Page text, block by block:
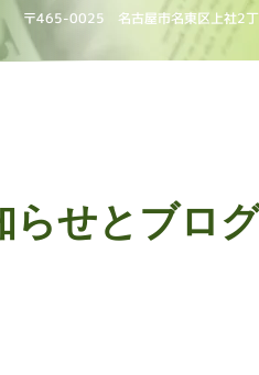
〒465-0025 名古屋市名東区上社2
せとブログ